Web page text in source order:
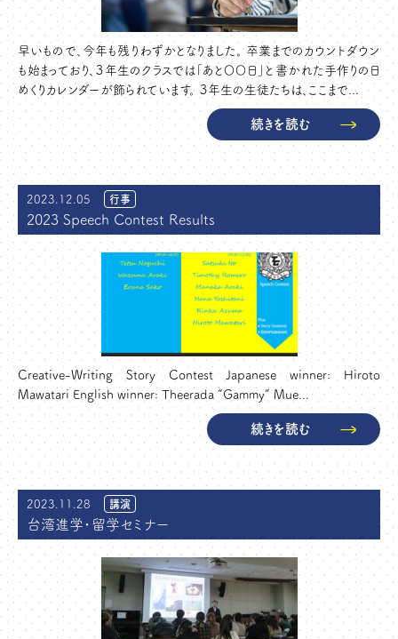
早いもので、今年も残りわずかとなりました。 卒業までのカウントダウン
も始まっており、３年生のクラスでは「あと〇〇日」と書かれた手作りの日
めくりカレンダーが飾られています。 ３年生の生徒たちは、ここまで...
続きを読む
2023.12.05 行事
2023 Speech Contest Results
Creative-Writing Story Contest Japanese winner: Hiroto
Mawatari English winner: Theerada “Gammy” Mue...
続きを読む
2023.11.28 講演
台湾進学・留学セミナー